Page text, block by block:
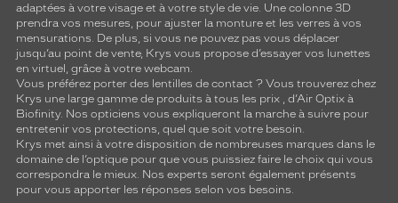
adaptées à votre visage et à votre style de vie. Une colonne 3D
prendra vos mesures, pour ajuster la monture et les verres à vos
mensurations. De plus, si vous ne pouvez pas vous déplacer
jusqu’au point de vente, Krys vous propose d’essayer vos lunettes
en virtuel, grâce à votre webcam.
Vous préférez porter des lentilles de contact ? Vous trouverez chez
Krys une large gamme de produits à tous les prix , d’Air Optix à
Biofinity. Nos opticiens vous expliqueront la marche à suivre pour
entretenir vos protections, quel que soit votre besoin.
Krys met ainsi à votre disposition de nombreuses marques dans le
domaine de l’optique pour que vous puissiez faire le choix qui vous
correspondra le mieux. Nos experts seront également présents
pour vous apporter les réponses selon vos besoins.